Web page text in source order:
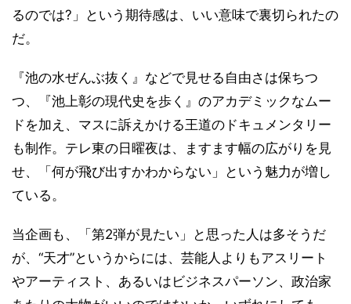
るのでは?」という期待感は、いい意味で裏切られたの
だ。
『池の水ぜんぶ抜く』などで見せる自由さは保ちつ
つ、『池上彰の現代史を歩く』のアカデミックなムー
ドを加え、マスに訴えかける王道のドキュメンタリー
も制作。テレ東の日曜夜は、ますます幅の広がりを見
せ、「何が飛び出すかわからない」という魅力が増し
ている。
当企画も、「第2弾が見たい」と思った人は多そうだ
が、“天才”というからには、芸能人よりもアスリート
やアーティスト、あるいはビジネスパーソン、政治家